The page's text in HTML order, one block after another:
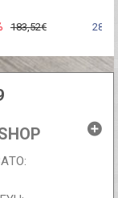
183,52€